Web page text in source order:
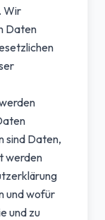
Wir
Daten
sind Daten,
werden
und wofür
und zu